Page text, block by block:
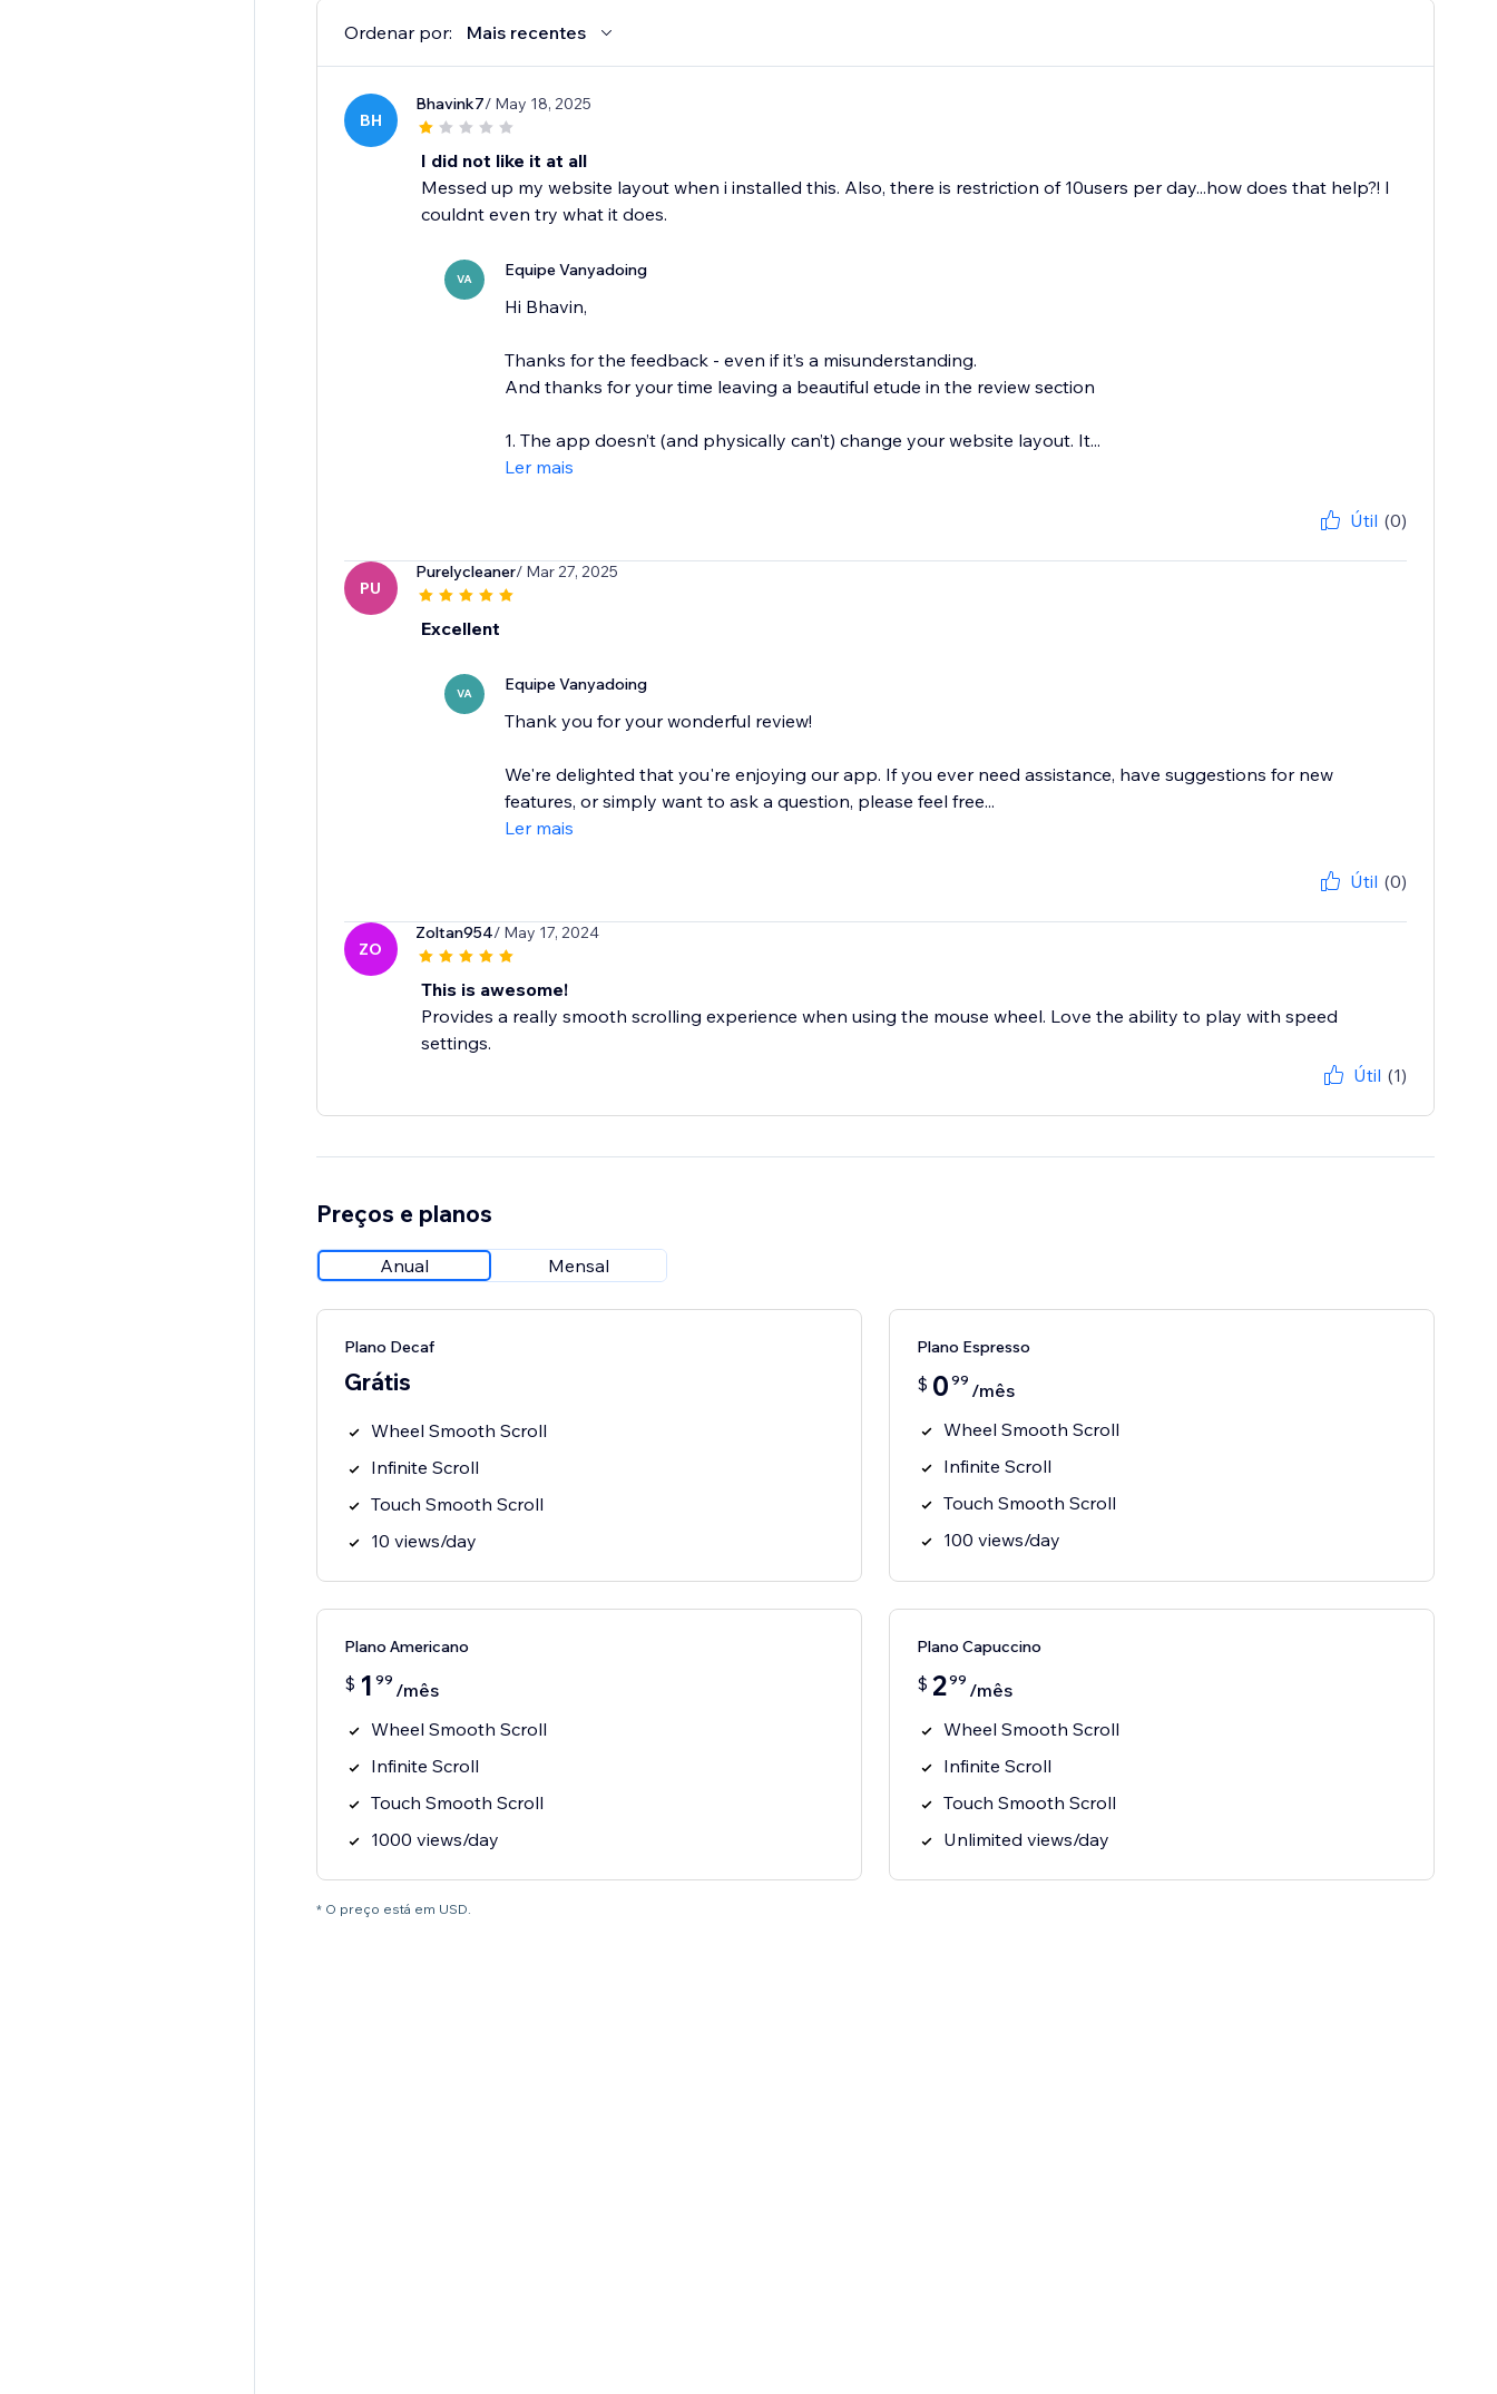
Ordenar por: Mais recentes
BH
Bhavink7/ May 18, 2025
I did not like it at all
Messed up my website layout when i installed this. Also, there is restriction of 10users per day...how does that help?! I
couldnt even try what it does.
VA Equipe Vanyadoing
Hi Bhavin,
Thanks for the feedback - even if it’s a misunderstanding.
And thanks for your time leaving a beautiful etude in the review section
1. The app doesn’t (and physically can’t) change your website layout. It...
Ler mais
Útil (0)
PU
Purelycleaner/ Mar 27, 2025
Excellent
VA Equipe Vanyadoing
Thank you for your wonderful review!
We're delighted that you're enjoying our app. If you ever need assistance, have suggestions for new
features, or simply want to ask a question, please feel free...
Ler mais
Útil (0)
ZO
Zoltan954/ May 17, 2024
This is awesome!
Provides a really smooth scrolling experience when using the mouse wheel. Love the ability to play with speed
settings.
Útil (1)
Preços e planos
Anual Mensal
Plano Decaf
Grátis
Wheel Smooth Scroll
Infinite Scroll
Touch Smooth Scroll
10 views/day
Plano Espresso
$ 0 99 /mês
Wheel Smooth Scroll
Infinite Scroll
Touch Smooth Scroll
100 views/day
Plano Americano
$ 1 99 /mês
Wheel Smooth Scroll
Infinite Scroll
Touch Smooth Scroll
1000 views/day
Plano Capuccino
$ 299 /mês
Wheel Smooth Scroll
Infinite Scroll
Touch Smooth Scroll
Unlimited views/day
* O preço está em USD.